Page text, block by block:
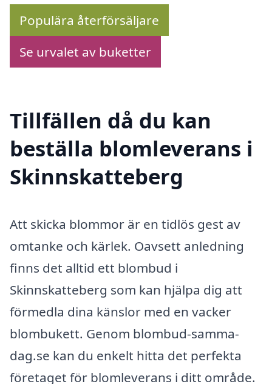
Populära återförsäljare
Se urvalet av buketter
Tillfällen då du kan
beställa blomleverans i
Skinnskatteberg
Att skicka blommor är en tidlös gest av
omtanke och kärlek. Oavsett anledning
finns det alltid ett blombud i
Skinnskatteberg som kan hjälpa dig att
förmedla dina känslor med en vacker
blombukett. Genom blombud-samma-
dag.se kan du enkelt hitta det perfekta
företaget för blomleverans i ditt område.